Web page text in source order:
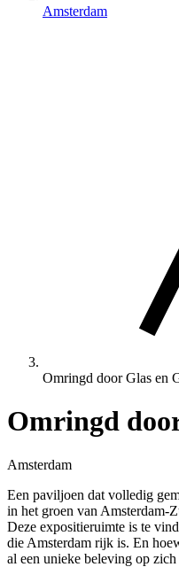
Amsterdam
Omringd door Glas en
Omringd
Amsterdam
Een paviljoen dat volledig
in het groen van Amsterdam-
Deze expositieruimte is te
die Amsterdam rijk is. En
al een unieke beleving op